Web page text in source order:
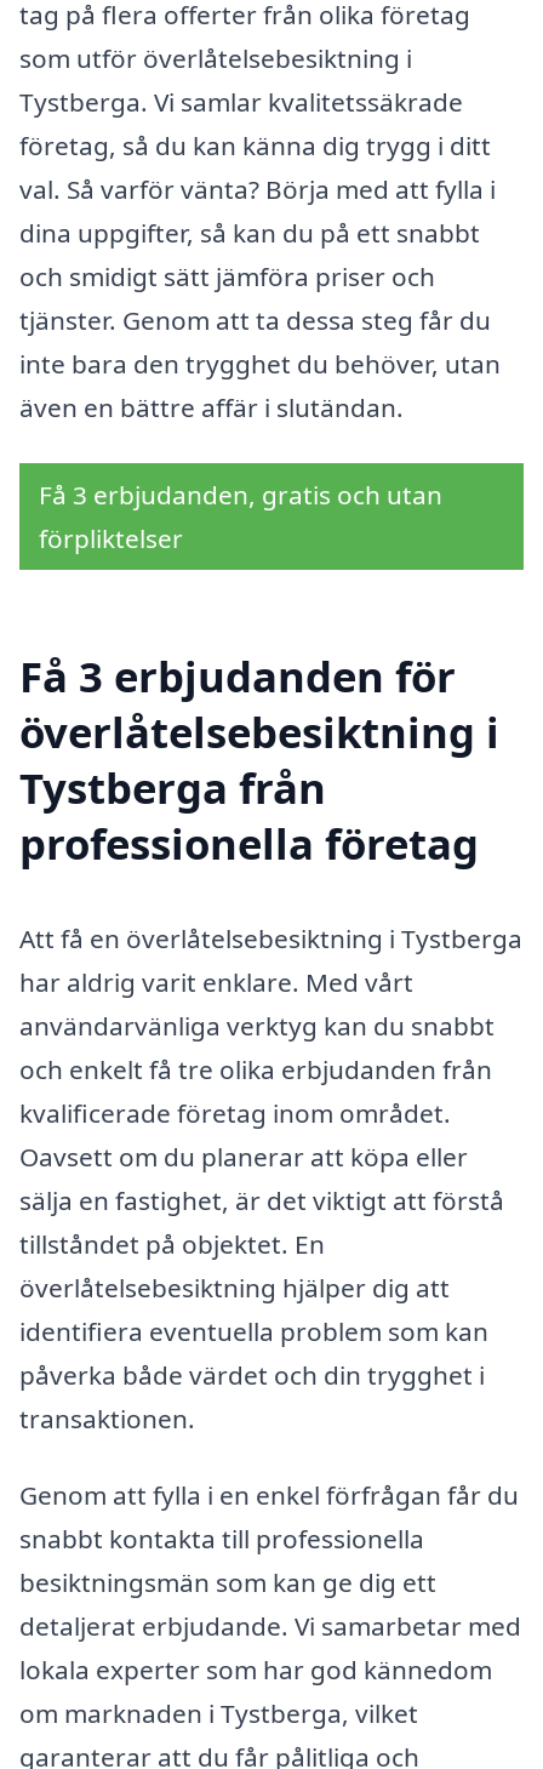
tag på flera offerter från olika företag
som utför överlåtelsebesiktning i
Tystberga. Vi samlar kvalitetssäkrade
företag, så du kan känna dig trygg i ditt
val. Så varför vänta? Börja med att fylla i
dina uppgifter, så kan du på ett snabbt
och smidigt sätt jämföra priser och
tjänster. Genom att ta dessa steg får du
inte bara den trygghet du behöver, utan
även en bättre affär i slutändan.
Få 3 erbjudanden, gratis och utan
förpliktelser
Få 3 erbjudanden för
överlåtelsebesiktning i
Tystberga från
professionella företag
Att få en överlåtelsebesiktning i Tystberga
har aldrig varit enklare. Med vårt
användarvänliga verktyg kan du snabbt
och enkelt få tre olika erbjudanden från
kvalificerade företag inom området.
Oavsett om du planerar att köpa eller
sälja en fastighet, är det viktigt att förstå
tillståndet på objektet. En
överlåtelsebesiktning hjälper dig att
identifiera eventuella problem som kan
påverka både värdet och din trygghet i
transaktionen.
Genom att fylla i en enkel förfrågan får du
snabbt kontakta till professionella
besiktningsmän som kan ge dig ett
detaljerat erbjudande. Vi samarbetar med
lokala experter som har god kännedom
om marknaden i Tystberga, vilket
garanterar att du får pålitliga och